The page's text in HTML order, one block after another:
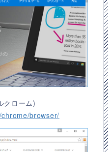
クローム)
browser/